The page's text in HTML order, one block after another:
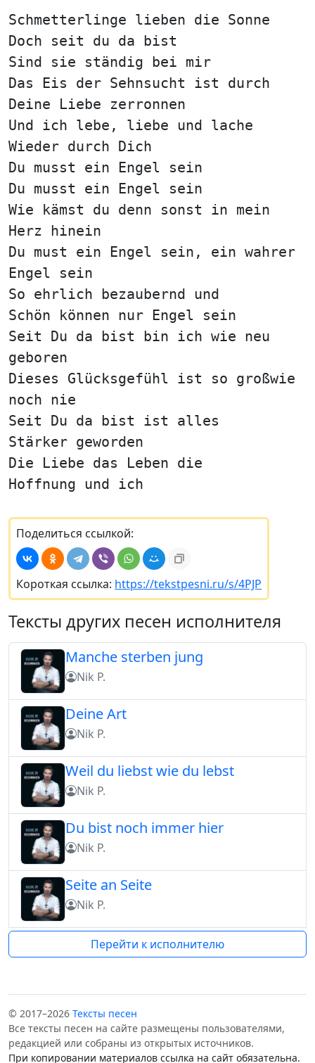
Schmetterlinge lieben die Sonne
Doch seit du da bist
Sind sie ständig bei mir
Das Eis der Sehnsucht ist durch
Deine Liebe zerronnen
Und ich lebe, liebe und lache
Wieder durch Dich
Du musst ein Engel sein
Du musst ein Engel sein
Wie kämst du denn sonst in mein
Herz hinein
Du must ein Engel sein, ein wahrer
Engel sein
So ehrlich bezaubernd und
Schön können nur Engel sein
Seit Du da bist bin ich wie neu
geboren
Dieses Glücksgefühl ist so großwie
noch nie
Seit Du da bist ist alles
Stärker geworden
Die Liebe das Leben die
Hoffnung und ich
Поделиться ссылкой:
Короткая ссылка: https://tekstpesni.ru/s/4PJP
Тексты других песен исполнителя
Manche sterben jung
Nik P.
Deine Art
Nik P.
Weil du liebst wie du lebst
Nik P.
Du bist noch immer hier
Nik P.
Seite an Seite
Nik P.
Перейти к исполнителю
© 2017–2026 Тексты песен
Все тексты песен на сайте размещены пользователями,
редакцией или собраны из открытых источников.
При копировании материалов ссылка на сайт обязательна.